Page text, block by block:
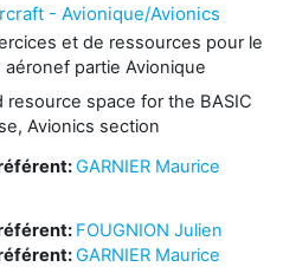
- Avionique/Avionics
et de ressources pour le
aéronef partie Avionique
resource space for the BASIC
Avionics section
GARNIER Maurice
FOUGNION Julien
GARNIER Maurice